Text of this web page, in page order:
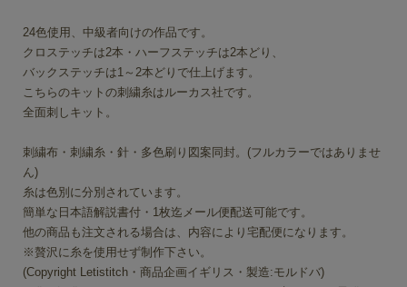
24色使用、中級者向けの作品です。
クロステッチは2本・ハーフステッチは2本どり、
バックステッチは1～2本どりで仕上げます。
こちらのキットの刺繍糸はルーカス社です。
全面刺しキット。
刺繍布・刺繍糸・針・多色刷り図案同封。(フルカラーではありませ
ん)
糸は色別に分別されています。
簡単な日本語解説書付・1枚迄メール便配送可能です。
他の商品も注文される場合は、内容により宅配便になります。
※贅沢に糸を使用せず制作下さい。
(Copyright Letistitch・商品企画イギリス・製造:モルドバ)